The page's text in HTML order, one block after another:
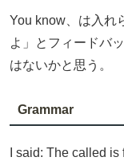
You know、は入れ
よ」とフィードバ
はないかと思う。
Grammar
I said: The called